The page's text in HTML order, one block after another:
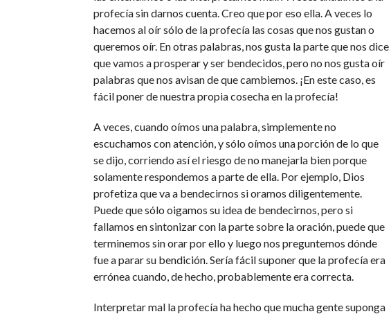
profecía sin darnos cuenta. Creo que por eso ella. A veces lo
hacemos al oír sólo de la profecía las cosas que nos gustan o
queremos oír. En otras palabras, nos gusta la parte que nos dice
que vamos a prosperar y ser bendecidos, pero no nos gusta oír
palabras que nos avisan de que cambiemos. ¡En este caso, es
fácil poner de nuestra propia cosecha en la profecía!
A veces, cuando oímos una palabra, simplemente no
escuchamos con atención, y sólo oímos una porción de lo que
se dijo, corriendo así el riesgo de no manejarla bien porque
solamente respondemos a parte de ella. Por ejemplo, Dios
profetiza que va a bendecirnos si oramos diligentemente.
Puede que sólo oigamos su idea de bendecirnos, pero si
fallamos en sintonizar con la parte sobre la oración, puede que
terminemos sin orar por ello y luego nos preguntemos dónde
fue a parar su bendición. Sería fácil suponer que la profecía era
errónea cuando, de hecho, probablemente era correcta.
Interpretar mal la profecía ha hecho que mucha gente suponga